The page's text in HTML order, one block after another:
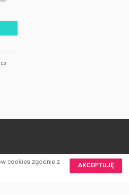
cookies zgodnie z
AKCEPTUJĘ